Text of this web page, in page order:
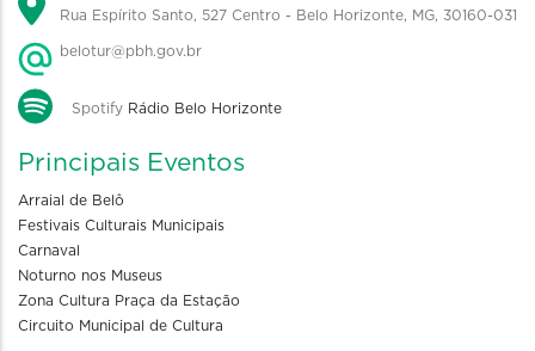
Rua Espírito Santo, 527 Centro - Belo Horizonte, MG, 30160-031
belotur@pbh.gov.br
Spotify Rádio Belo Horizonte
Principais Eventos
Arraial de Belô
Festivais Culturais Municipais
Carnaval
Noturno nos Museus
Zona Cultura Praça da Estação
Circuito Municipal de Cultura